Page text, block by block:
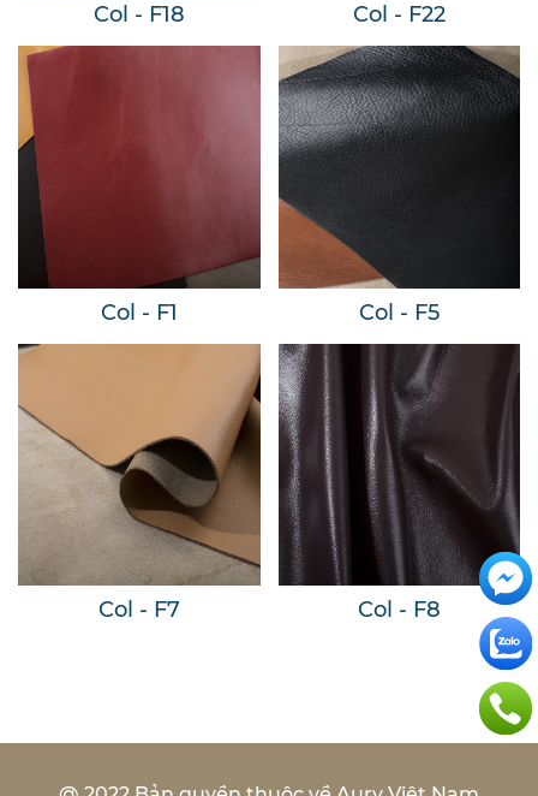
Col - F18 Col - F22
Col - F1 Col - F5
Col - F7 Col - F8